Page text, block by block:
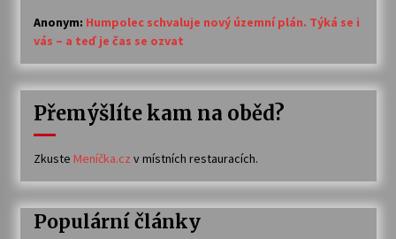
Anonym: Humpolec schvaluje nový územní plán. Týká se i
vás – a teď je čas se ozvat
Přemýšlíte kam na oběd?
Zkuste Meníčka.cz v místních restauracích.
Populární články